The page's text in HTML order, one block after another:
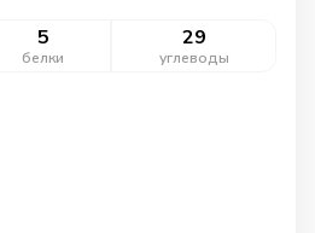
5
белки
29
углеводы